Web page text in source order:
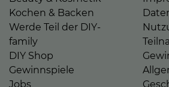
Kochen & Backen
Werde Teil der DIY-
family
DIY Shop
Gewinnspiele
Jobs